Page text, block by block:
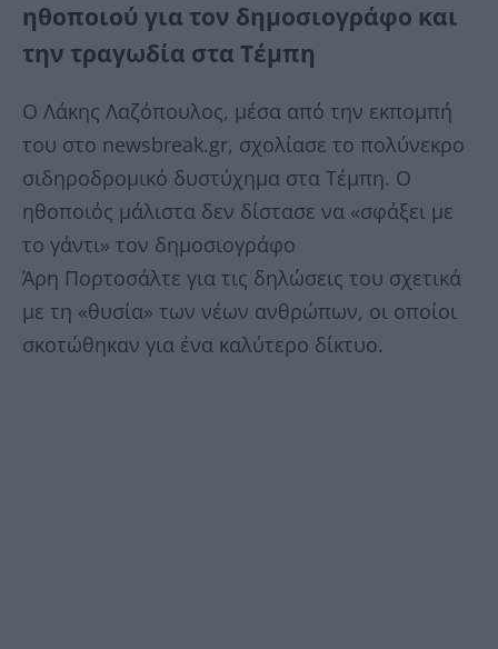
ηθοποιού για τον δημοσιογράφο και
την τραγωδία στα Τέμπη
Ο Λάκης Λαζόπουλος, μέσα από την εκπομπή
του στο newsbreak.gr, σχολίασε το πολύνεκρο
σιδηροδρομικό δυστύχημα στα Τέμπη. Ο
ηθοποιός μάλιστα δεν δίστασε να «σφάξει με
το γάντι» τον δημοσιογράφο
Άρη Πορτοσάλτε για τις δηλώσεις του σχετικά
με τη «θυσία» των νέων ανθρώπων, οι οποίοι
σκοτώθηκαν για ένα καλύτερο δίκτυο.